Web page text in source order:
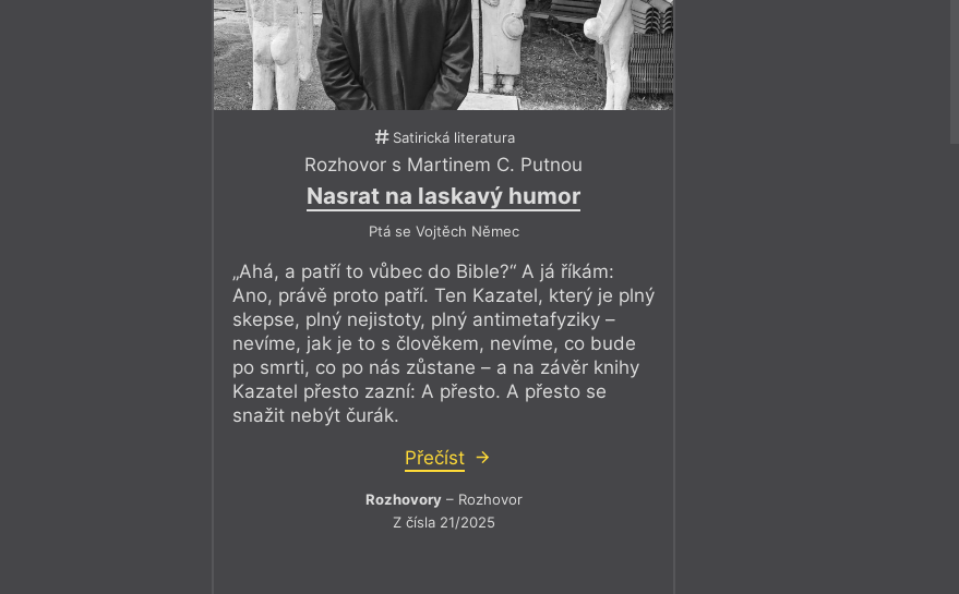
Satirická literatura
Rozhovor s Martinem C. Putnou
Nasrat na laskavý humor
Ptá se Vojtěch Němec
„Ahá, a patří to vůbec do Bible?“ A já říkám:
Ano, právě proto patří. Ten Kazatel, který je plný
skepse, plný nejistoty, plný antimetafyziky –
nevíme, jak je to s člověkem, nevíme, co bude
po smrti, co po nás zůstane – a na závěr knihy
Kazatel přesto zazní: A přesto. A přesto se
snažit nebýt čurák.
Přečíst
Rozhovory– Rozhovor
Z čísla 21/2025